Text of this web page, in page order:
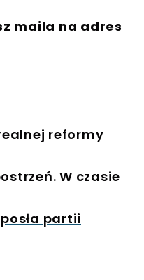
maila na adres
reformy
W czasie
partii